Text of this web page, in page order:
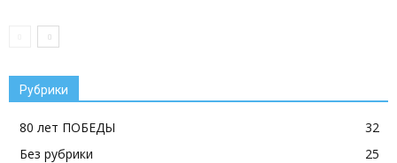
Рубрики
80 лет ПОБЕДЫ
32
Без рубрики
25